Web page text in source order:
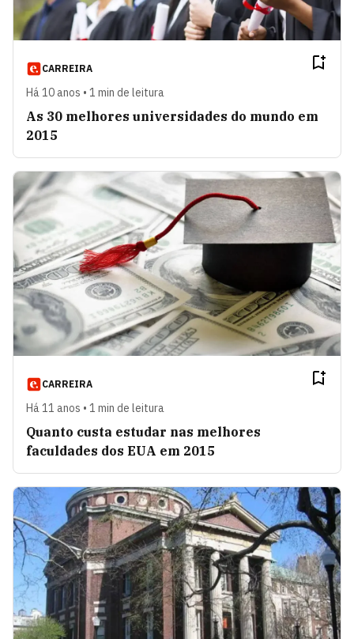
CARREIRA
Há 10 anos • 1 min de leitura
As 30 melhores universidades do mundo em
2015
CARREIRA
Há 11 anos • 1 min de leitura
Quanto custa estudar nas melhores
faculdades dos EUA em 2015